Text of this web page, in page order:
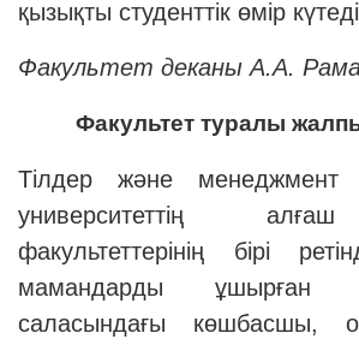
қызықты студенттік өмір
Факультет деканыА.А.
Факультет туралы
Тілдер және менеджмент
университеттің
факультеттерінің бірі
мамандарды ұшырған
саласындағы көшбасшы,